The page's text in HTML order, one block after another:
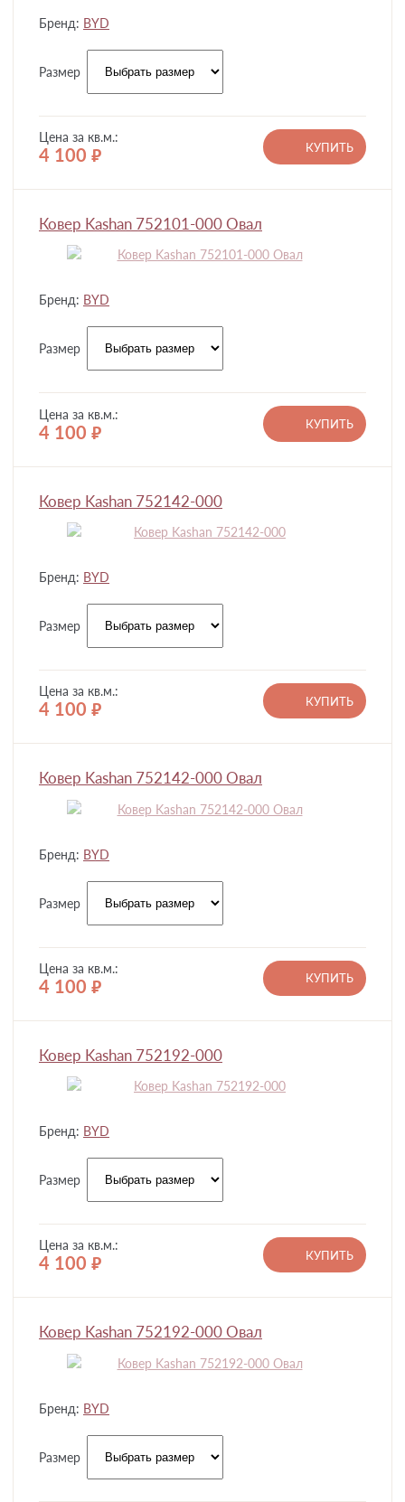
Бренд: BYD
Размер
Цена за кв.м.:
4 100 руб.
КУПИТЬ
Ковер Kashan 752101-000 Овал
Бренд: BYD
Размер
Цена за кв.м.:
4 100 руб.
КУПИТЬ
Ковер Kashan 752142-000
Бренд: BYD
Размер
Цена за кв.м.:
4 100 руб.
КУПИТЬ
Ковер Kashan 752142-000 Овал
Бренд: BYD
Размер
Цена за кв.м.:
4 100 руб.
КУПИТЬ
Ковер Kashan 752192-000
Бренд: BYD
Размер
Цена за кв.м.:
4 100 руб.
КУПИТЬ
Ковер Kashan 752192-000 Овал
Бренд: BYD
Размер